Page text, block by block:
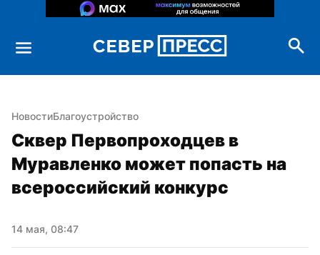
НовостиБлагоустройство
Сквер Первопроходцев в
Муравленко может попасть на
всероссийский конкурс
14 мая, 08:47